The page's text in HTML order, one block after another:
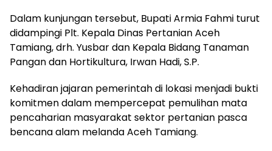
Dalam kunjungan tersebut, Bupati Armia Fahmi turut
didampingi Plt. Kepala Dinas Pertanian Aceh
Tamiang, drh. Yusbar dan Kepala Bidang Tanaman
Pangan dan Hortikultura, Irwan Hadi, S.P.
Kehadiran jajaran pemerintah di lokasi menjadi bukti
komitmen dalam mempercepat pemulihan mata
pencaharian masyarakat sektor pertanian pasca
bencana alam melanda Aceh Tamiang.